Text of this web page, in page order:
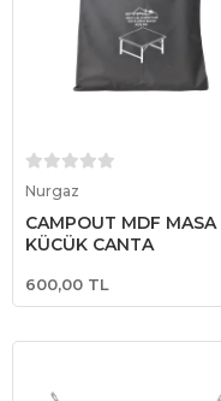
Nurgaz
CAMPOUT MDF MASA
KÜÇÜK ÇANTA
600,00 TL